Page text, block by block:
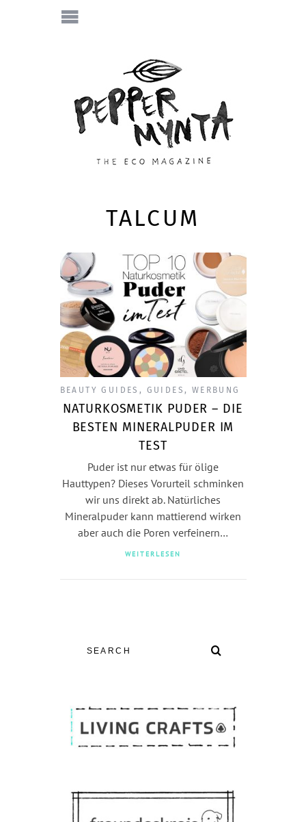
TALCUM
BEAUTY GUIDES , GUIDES , WERBUNG
NATURKOSMETIK PUDER – DIE
BESTEN MINERALPUDER IM
TEST
Puder ist nur etwas für ölige
Hauttypen? Dieses Vorurteil schminken
wir uns direkt ab. Natürliches
Mineralpuder kann mattierend wirken
aber auch die Poren verfeinern…
WEITERLESEN